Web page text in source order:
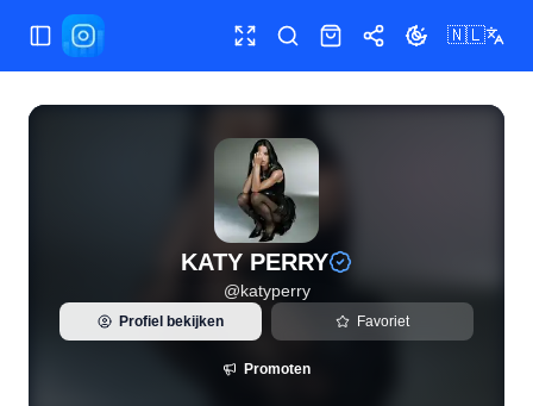
Menu wisselen Volledig scherm
ZoekenShopDelenThema
🇳🇱
Live Instagram-statistieken en volgersanalyse voor KATY
KATY PERRY
@katyperry
Profiel bekijken Favoriet
Promoten